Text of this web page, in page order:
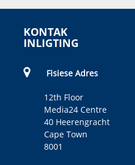
KONTAK
INLIGTING
Fisiese Adres
12th Floor
Media24 Centre
40 Heerengracht
Cape Town
8001